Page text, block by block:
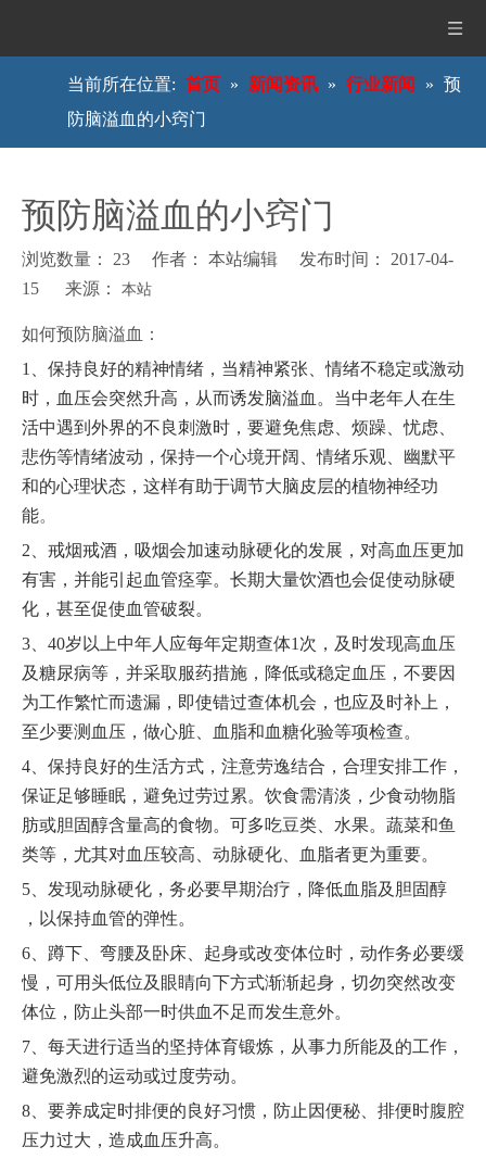
当前所在位置: 首页 » 新闻资讯 » 行业新闻 » 预
防脑溢血的小窍门
预防脑溢血的小窍门
浏览数量： 23 作者： 本站编辑 发布时间： 2017-04-
15 来源： 本站
["wechat","weibo","qzone","douban","email"]
如何预防脑溢血：
1
、保持良好的精神情绪，当精神紧张、情绪不稳定或激动
时，血压会突然升高，从而诱发脑溢血。当中老年人在生
活中遇到外界的不良刺激时，要避免焦虑、烦躁、忧虑、
悲伤等情绪波动，保持一个心境开阔、情绪乐观、幽默平
和的心理状态，这样有助于调节大脑皮层的植物神经功
能。
2 、戒烟戒酒，吸烟会加速动脉硬化的发展，对高血压更加
有害，并能引起血管痉挛。长期大量饮酒也会促使动脉硬
化，甚至促使血管破裂。
3
40岁以上中年人应每年定期查体1次，及时发现高血压
及糖尿病等，并采取服药措施，降低或稳定血压，不要因
为工作繁忙而遗漏，即使错过查体机会，也应及时补上，
至少要测血压，做心脏、血脂和血糖化验等项检查。
4 、保持良好的生活方式，注意劳逸结合，合理安排工作，
保证足够睡眠，避免过劳过累。饮食需清淡，少食动物脂
肪或胆固醇含量高的食物。可多吃豆类、水果。蔬菜和鱼
类等，尤其对血压较高、动脉硬化、血脂者更为重要。
5 、发现动脉硬化，务必要早期治疗，降低血脂及胆固醇
，以保持血管的弹性。
6 、蹲下、弯腰及卧床、起身或改变体位时，动作务必要缓
慢，可用头低位及眼睛向下方式渐渐起身，切勿突然改变
体位，防止头部一时供血不足而发生意外。
7 、每天进行适当的坚持体育锻炼，从事力所能及的工作，
避免激烈的运动或过度劳动。
8 、要养成定时排便的良好习惯 ，防止因便秘、排便时腹腔
压力过大，造成血压升高。